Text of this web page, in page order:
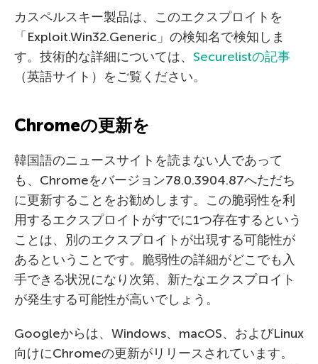
カスペルスキー製品は、このエクスプロイトを
「Exploit.Win32.Generic」の検知名で検知しま
す。技術的な詳細については、 Securelistの記事
（英語サイト）をご覧ください。
Chromeの更新を
韓国語のニュースサイトを読まない人であって
も、Chromeをバージョン78.0.3904.87へただち
に更新することをお勧めします。この脆弱性を利
用するエクスプロイトがすでに1つ存在するという
ことは、別のエクスプロイトが出現する可能性が
あるということです。脆弱性の詳細がどこでも入
手できる状況になり次第、新たなエクスプロイト
が発生する可能性が高いでしょう。
Googleからは、Windows、macOS、およびLinux
向けにChromeの更新がリリースされています。